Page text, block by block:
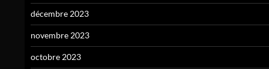
décembre 2023
novembre 2023
octobre 2023